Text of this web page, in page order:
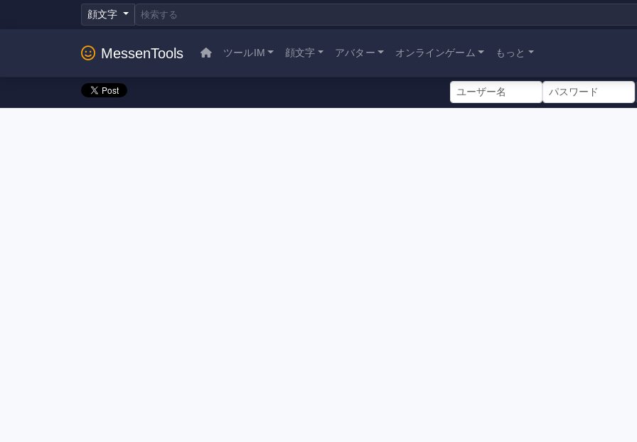
顔文字
MessenTools ツールIM 顔文字 アバター オンラインゲーム もっと